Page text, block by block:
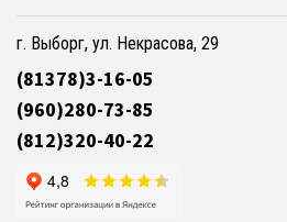
г. Выборг, ул. Некрасова, 29
(81378)3-16-05
(960)280-73-85
(812)320-40-22